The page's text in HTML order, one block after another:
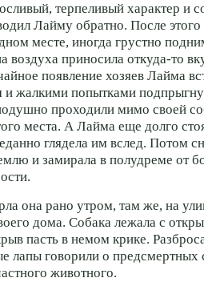
терпеливый характер и
Лайму обратно. После
месте, иногда грустно
воздуха приносила откуда-то
появление хозяев Лайма
и жалкими попытками
проходили мимо своей
места. А Лайма еще долго
глядела им вслед. Потом
и замирала в полудреме от
она рано утром, там же, на
дома. Собака лежала с
пасть в немом крике.
лапы говорили о предсмертных
животного.